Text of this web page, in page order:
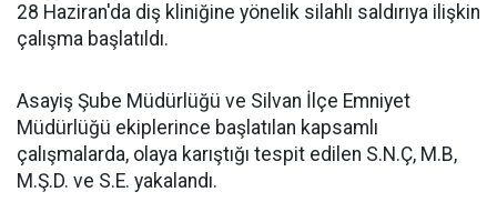
28 Haziran'da diş kliniğine yönelik silahlı saldırıya ilişkin
çalışma başlatıldı.
Asayiş Şube Müdürlüğü ve Silvan İlçe Emniyet
Müdürlüğü ekiplerince başlatılan kapsamlı
çalışmalarda, olaya karıştığı tespit edilen S.N.Ç, M.B,
M.Ş.D. ve S.E. yakalandı.